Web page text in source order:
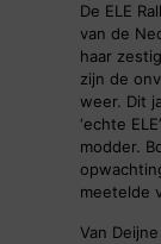
De ELE
van de
haar
zijn de
weer. Dit
‘echte
modder.
meetelde
Van